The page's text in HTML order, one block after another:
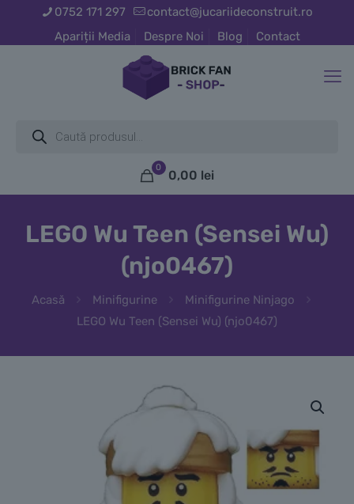
0752 171 297
contact@jucariideconstruit.ro
Apariții Media
Despre Noi Blog Contact
search
0
0,00 lei
LEGO Wu Teen (Sensei Wu)
(njo0467)
Acasă Minifigurine
Minifigurine Ninjago
LEGO Wu Teen (Sensei Wu) (njo0467)